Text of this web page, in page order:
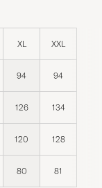
XL XXL
94 94
126 134
120 128
80 81